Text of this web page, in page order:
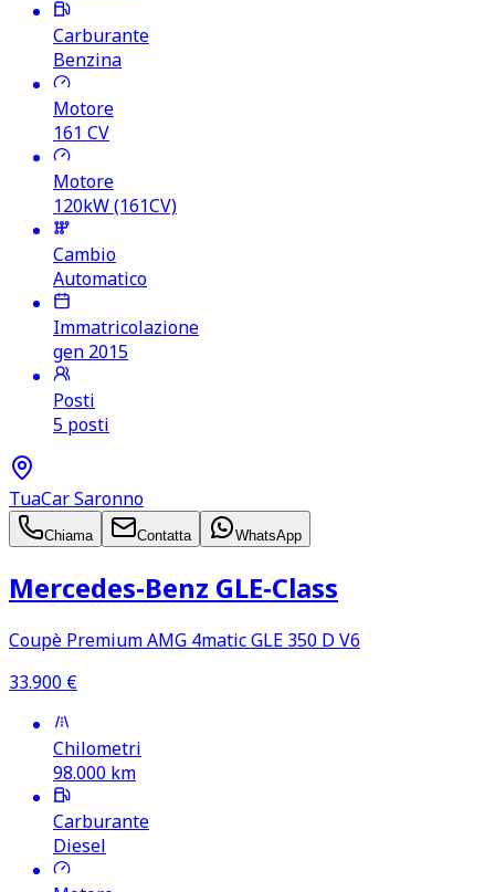
Carburante
Benzina
Motore
161 CV
Motore
120kW (161CV)
Cambio
Automatico
Immatricolazione
gen 2015
Posti
5 posti
TuaCar Saronno
Chiama Contatta WhatsApp
Mercedes‑Benz GLE‑Class
Coupè Premium AMG 4matic GLE 350 D V6
33.900 €
Chilometri
98.000 km
Carburante
Diesel